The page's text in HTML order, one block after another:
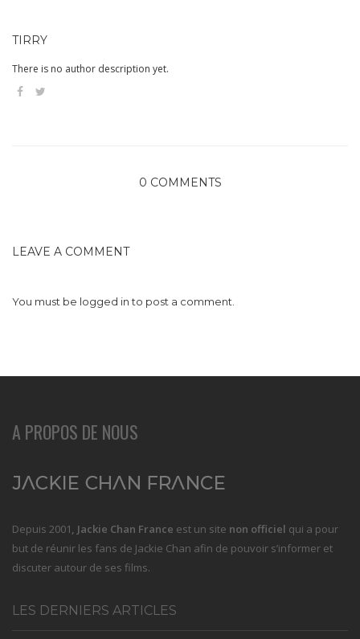
TIRRY
There is no author description yet.
0 COMMENTS
LEAVE A COMMENT
You must be logged into post a comment.
A PROPOS DE NOUS
Depuis 2001, Jackie Chan France est un site non officiel qui a pour
but de réunir les fans de Jackie Chan afin de pouvoir s’informer et
discuter autour de ses films.
LES DERNIERS ARTICLES